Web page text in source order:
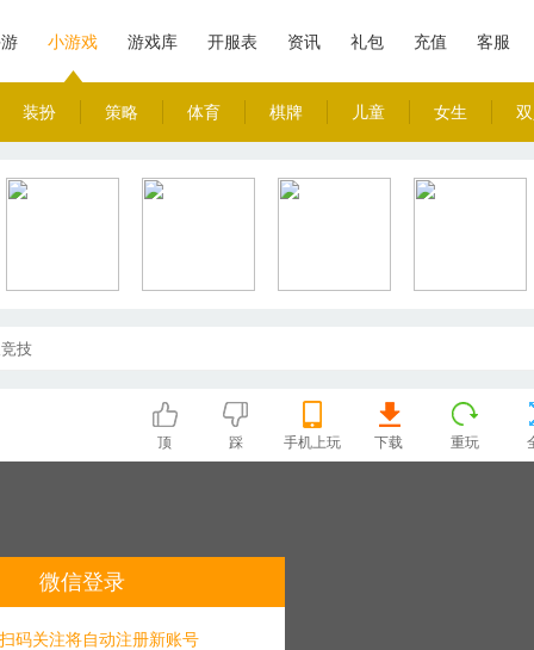
小游戏
装扮 策略 体育 棋牌 儿童 女生
游戏库 开服表 资讯 礼包 充值 客服
技
顶 踩 手机上玩 下载 重玩
微信登录
码关注将自动注册新账号